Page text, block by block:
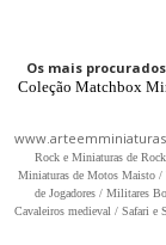
Os mais procurados
Coleção Matchbox
Rock e Miniaturas de Rock
Miniaturas de Motos Maisto /
de Jogadores / Militares
Cavaleiros medieval / Safari e